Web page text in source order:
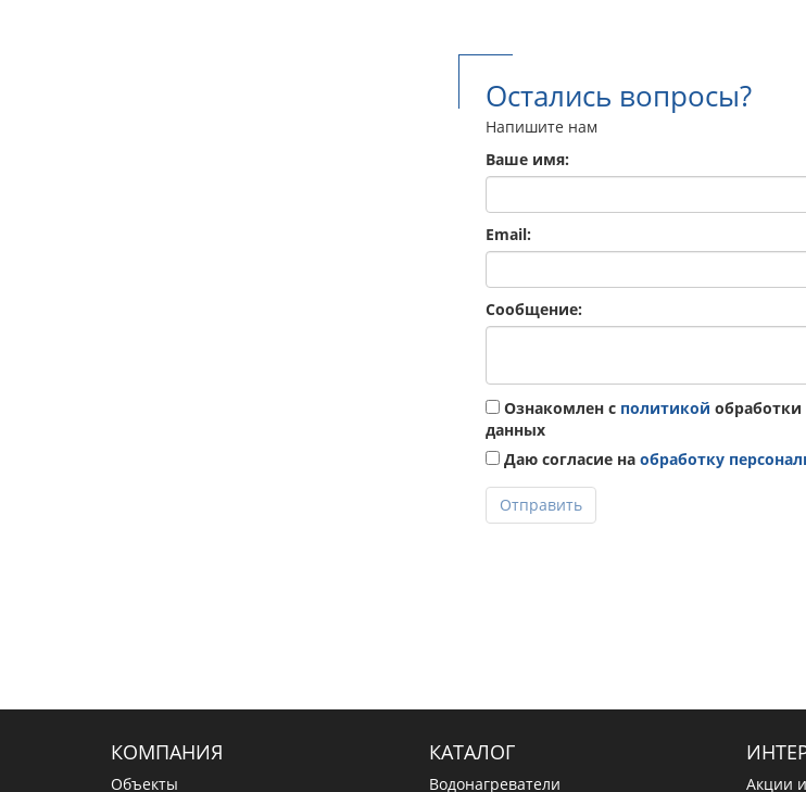
Остались вопросы?
Напишите нам
Ваше имя:
Email:
Сообщение:
Ознакомлен с политикой
данных
Даю согласие на обработку
Отправить
КОМПАНИЯ
Объекты
КАТАЛОГ
Водонагреватели Акции